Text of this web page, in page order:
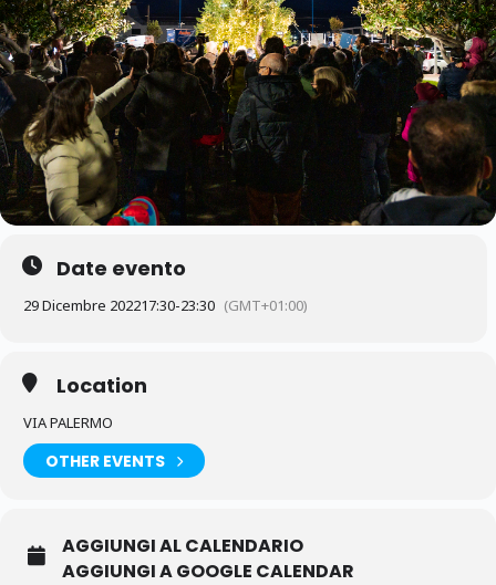
Date evento
29 Dicembre 202217:30-23:30 (GMT+01:00)
Location
VIA PALERMO
OTHER EVENTS
AGGIUNGI AL CALENDARIO
AGGIUNGI A GOOGLE CALENDAR